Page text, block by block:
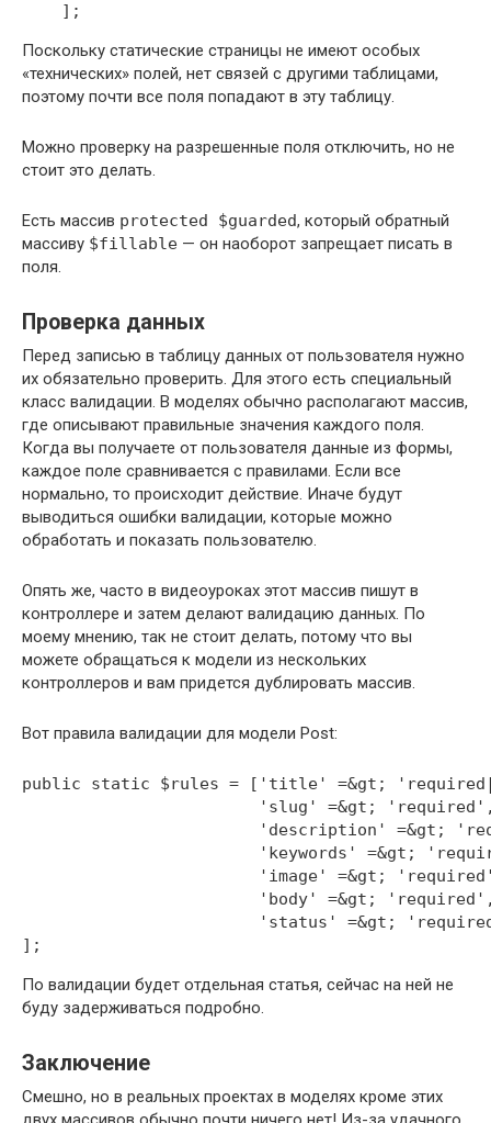
] ;
Поскольку статические страницы не имеют особых
«технических» полей, нет связей с другими таблицами,
поэтому почти все поля попадают в эту таблицу.
Можно проверку на разрешенные поля отключить, но не
стоит это делать.
Есть массив protected $guarded, который обратный
массиву $fillable — он наоборот запрещает писать в
поля.
Проверка данных
Перед записью в таблицу данных от пользователя нужно
их обязательно проверить. Для этого есть специальный
класс валидации. В моделях обычно располагают массив,
где описывают правильные значения каждого поля.
Когда вы получаете от пользователя данные из формы,
каждое поле сравнивается с правилами. Если все
нормально, то происходит действие. Иначе будут
выводиться ошибки валидации, которые можно
обработать и показать пользователю.
Опять же, часто в видеоуроках этот массив пишут в
контроллере и затем делают валидацию данных. По
моему мнению, так не стоит делать, потому что вы
можете обращаться к модели из нескольких
контроллеров и вам придется дублировать массив.
Вот правила валидации для модели Post:
public static $rules = [ 'title' =&gt ;
'slug'
=&gt ; 'required'
'description'
=&gt ;
'keywords'
=&gt ;
'image'
=&gt ;
'body'
=&gt ; 'required'
'status'
=&gt ;
] ;
По валидации будет отдельная статья, сейчас на ней не
буду задерживаться подробно.
Заключение
Смешно, но в реальных проектах в моделях кроме этих